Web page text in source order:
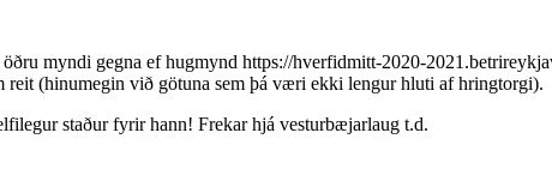
myndi gegna ef hugmynd https://hverfidmitt-2020-
(hinumegin við götuna sem þá væri ekki lengur hluti af hringtorgi).
staður fyrir hann! Frekar hjá vesturbæjarlaug t.d.